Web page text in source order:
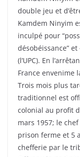
double jeu et
Kamdem Ninyim
inculpé pour
désobéissance”
(l’UPC). En
France envenime
Trois mois plus
traditionnel est
colonial au profit
mars 1957; le
prison ferme et 5
chefferie par le